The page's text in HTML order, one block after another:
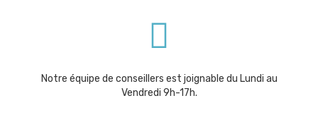
Notre équipe de conseillers est joignable du Lundi au
Vendredi 9h-17h.